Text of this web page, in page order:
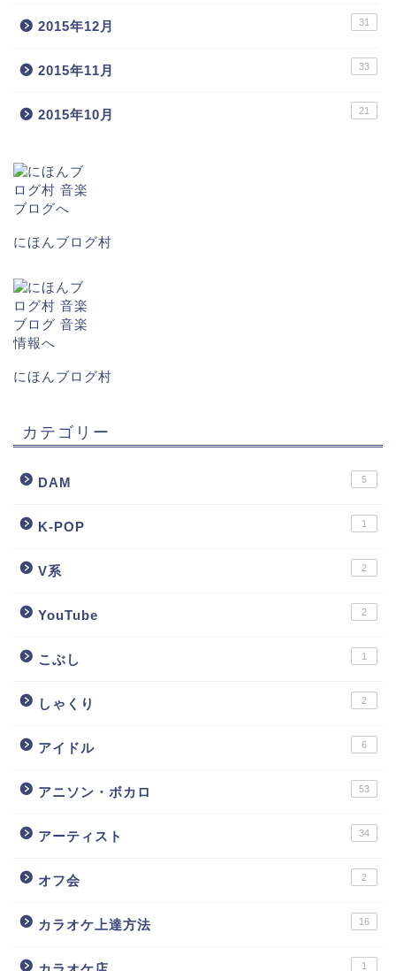
2015年12月 31
2015年11月 33
2015年10月 21
にほんブログ村
にほんブログ村
カテゴリー
DAM 5
K-POP 1
V系 2
YouTube 2
こぶし 1
しゃくり 2
アイドル 6
アニソン・ボカロ 53
アーティスト 34
オフ会 2
カラオケ上達方法 16
1